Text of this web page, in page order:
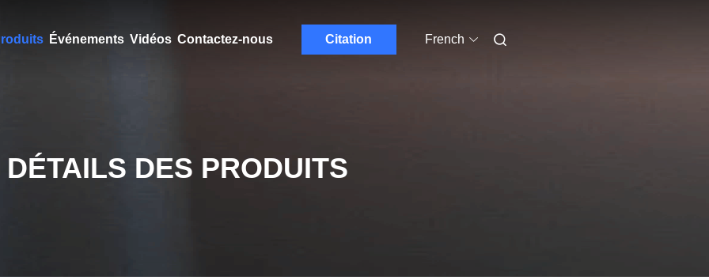
Événements Vidéos Contactez-nous Citation French
DÉTAILS DES PRODUITS